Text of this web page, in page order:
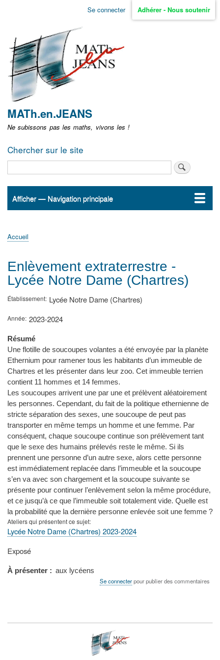
Aller
non
identifié
Se connecter Adhérer - Nous soutenir
MATh.en.JEANS
Ne subissons pas les maths, vivons les !
Chercher sur le site
Navigation
Afficher — Navigation principale
Accueil
ActualitésMATh.en.JEANS ?
Régions et Ateliers
Créer, gérer un atelier
Sujets/Publications
Congrès
d'Ariane
Accueil
Enlèvement extraterrestre -
Lycée Notre Dame (Chartres)
Établissement Lycée Notre Dame (Chartres)
Année 2023-2024
Résumé
Une flotille de soucoupes volantes a été envoyée par la planète
Ethernium pour ramener tous les habitants d’un immeuble de
Chartres et les présenter dans leur zoo. Cet immeuble terrien
contient 11 hommes et 14 femmes.
Les soucoupes arrivent une par une et prélèvent aléatoirement
les personnes. Cependant, du fait de la politique ethernienne de
stricte séparation des sexes, une soucoupe de peut pas
transporter en même temps un homme et une femme. Par
conséquent, chaque soucoupe continue son prélèvement tant
que le sexe des humains prélevés reste le même. Si ils
prennent une personne d’un autre sexe, alors cette personne
est immédiatement replacée dans l’immeuble et la soucoupe
s’en va avec son chargement et la soucoupe suivante se
présente pour continuer l’enlèvement selon la même procédure,
et ce jusqu’à ce que l’immeuble soit totalement vide. Quelle est
la probabilité que la dernière personne enlevée soit une femme ?
Ateliers qui présentent ce sujet
Lycée Notre Dame (Chartres) 2023-2024
Type
présentation
Exposé
À présenter aux lycéens
Se connecterpour publier des commentaires